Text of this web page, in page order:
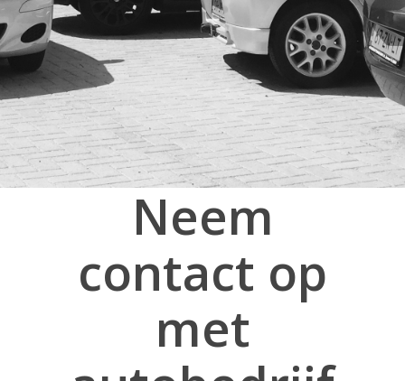
Neem
contact op
met